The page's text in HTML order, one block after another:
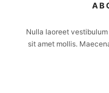
Nulla laoreet
sit amet mollis.